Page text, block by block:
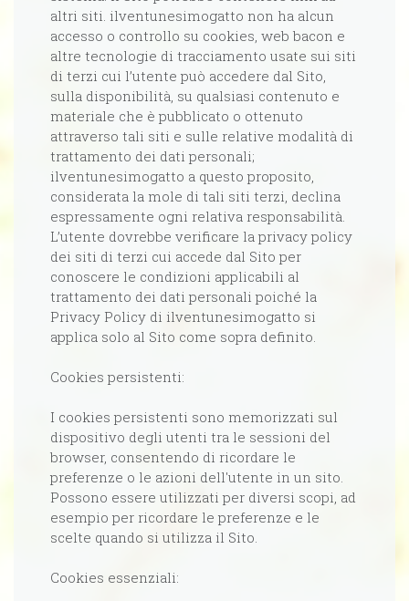
altri siti. ilventunesimogatto non ha alcun
accesso o controllo su cookies, web bacon e
altre tecnologie di tracciamento usate sui siti
di terzi cui l’utente può accedere dal Sito,
sulla disponibilità, su qualsiasi contenuto e
materiale che è pubblicato o ottenuto
attraverso tali siti e sulle relative modalità di
trattamento dei dati personali;
ilventunesimogatto a questo proposito,
considerata la mole di tali siti terzi, declina
espressamente ogni relativa responsabilità.
L’utente dovrebbe verificare la privacy policy
dei siti di terzi cui accede dal Sito per
conoscere le condizioni applicabili al
trattamento dei dati personali poiché la
Privacy Policy di ilventunesimogatto si
applica solo al Sito come sopra definito.
Cookies persistenti:
I cookies persistenti sono memorizzati sul
dispositivo degli utenti tra le sessioni del
browser, consentendo di ricordare le
preferenze o le azioni dell'utente in un sito.
Possono essere utilizzati per diversi scopi, ad
esempio per ricordare le preferenze e le
scelte quando si utilizza il Sito.
Cookies essenziali: